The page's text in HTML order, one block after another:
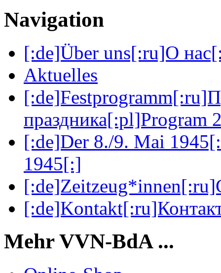
Navigation
[:de]Über uns[:ru]О
Aktuelles
праздника[:pl]Program
[:de]Der 8./9. Mai
1945[:]
Mehr VVN-BdA ...